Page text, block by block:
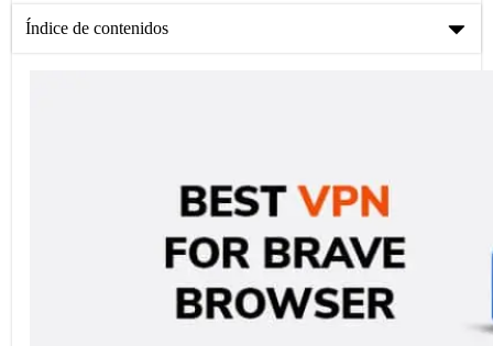
Índice de contenidos
¿Por qué necesitas una VPN para Brave Browser?